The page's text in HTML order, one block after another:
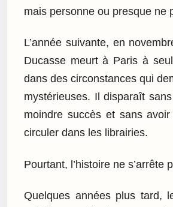
mais personne ou presque ne
L’année suivante, en
Ducasse meurt à Paris à
dans des circonstances qui
mystérieuses. Il disparaît
moindre succès et sans
circuler dans les librairies.
Pourtant, l’histoire ne s’arrête
Quelques années plus tard,